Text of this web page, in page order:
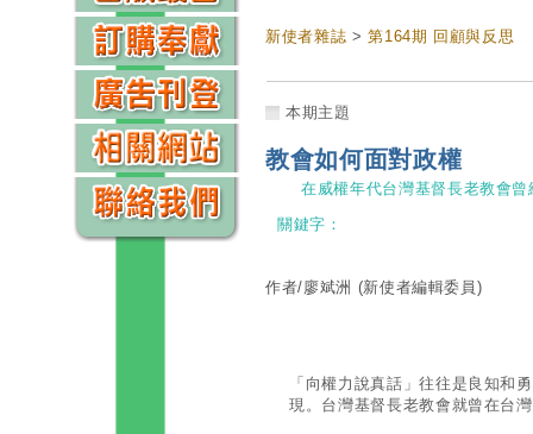
新使者雜誌 >第164期 回顧與反思
本期主題
教會如何面對政權
在威權年代台灣基督長老教會
關鍵字：
作者/廖斌洲 (新使者編輯委員)
「向權力說真話」往往是良知和
現。台灣基督長老教會就曾在台